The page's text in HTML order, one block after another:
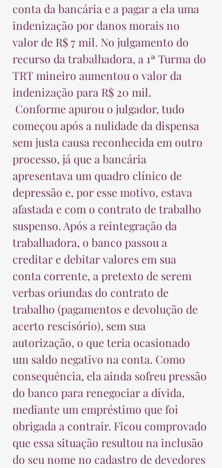
conta da bancária e a pagar a ela uma
indenização por danos morais no
valor de R$ 7 mil. No julgamento do
recurso da trabalhadora, a 1ª Turma do
TRT mineiro aumentou o valor da
indenização para R$ 20 mil.
começou após a nulidade da dispensa
sem justa causa reconhecida em outro
processo, já que a bancária
apresentava um quadro clínico de
depressão e, por esse motivo, estava
afastada e com o contrato de trabalho
suspenso. Após a reintegração da
trabalhadora, o banco passou a
creditar e debitar valores em sua
conta corrente, a pretexto de serem
verbas oriundas do contrato de
trabalho (pagamentos e devolução de
acerto rescisório), sem sua
autorização, o que teria ocasionado
um saldo negativo na conta. Como
consequência, ela ainda sofreu pressão
do banco para renegociar a dívida,
mediante um empréstimo que foi
obrigada a contrair. Ficou comprovado
que essa situação resultou na inclusão
do seu nome no cadastro de devedores